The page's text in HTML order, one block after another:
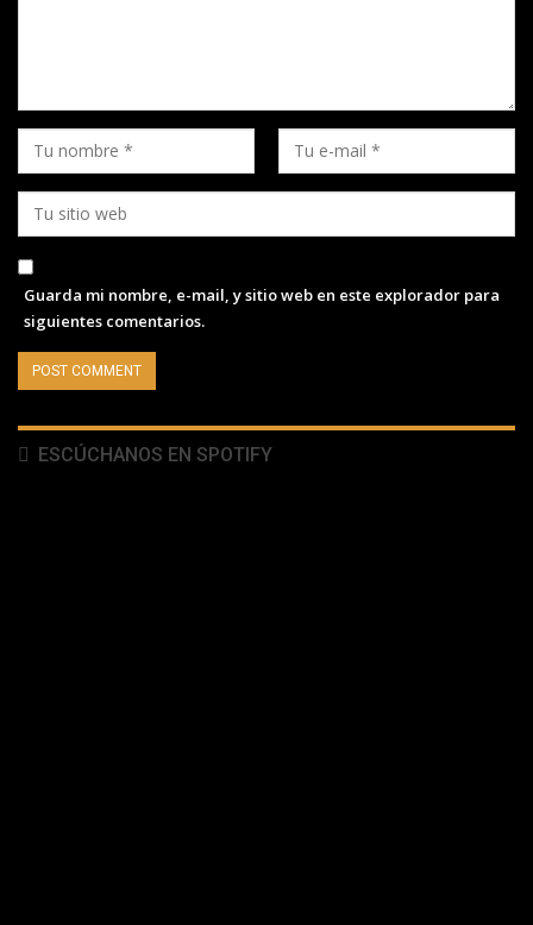
Guarda mi nombre, e-mail, y sitio web en este explorador para
siguientes comentarios.
ESCÚCHANOS EN SPOTIFY